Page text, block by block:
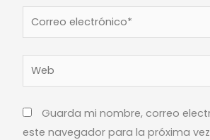
Web
Guarda mi nombre, correo
este navegador para la próxima